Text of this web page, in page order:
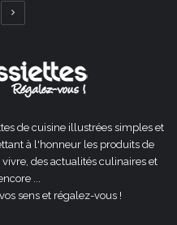
Page
de cuisine illustrées simples et
à l'honneur les produits de
des actualités culinaires et
...
sens et régalez-vous !